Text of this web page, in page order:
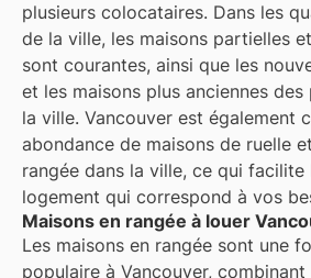
plusieurs colocataires. Dans les
de la ville, les maisons partielles
sont courantes, ainsi que les
et les maisons plus anciennes
la ville. Vancouver est également
abondance de maisons de ruelle
rangée dans la ville, ce qui
logement qui correspond à vos
Maisons en rangée à louer
Les maisons en rangée sont une
populaire à Vancouver, combinant